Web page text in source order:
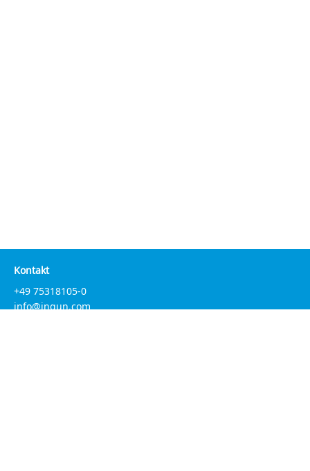
Kontakt
+49 75318105-0
info@ingun.com